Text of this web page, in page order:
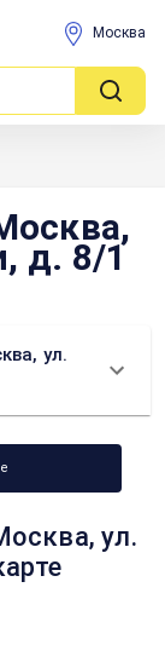
Москва
д. 8/1
ул.
ул.